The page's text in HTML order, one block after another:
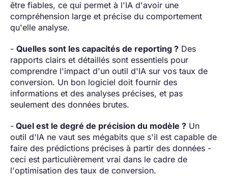
être fiables, ce qui permet à l'IA d'avoir une
compréhension large et précise du comportement
qu'elle analyse.
- Quelles sont les capacités de reporting ? Des
rapports clairs et détaillés sont essentiels pour
comprendre l'impact d'un outil d'IA sur vos taux de
conversion. Un bon logiciel doit fournir des
informations et des analyses précises, et pas
seulement des données brutes.
- Quel est le degré de précision du modèle ? Un
outil d'IA ne vaut ses mégabits que s'il est capable de
faire des prédictions précises à partir des données -
ceci est particulièrement vrai dans le cadre de
l'optimisation des taux de conversion.